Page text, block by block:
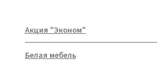
Акция "Эконом"
Белая мебель